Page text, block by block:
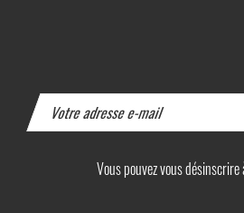
Vous pouvez vous